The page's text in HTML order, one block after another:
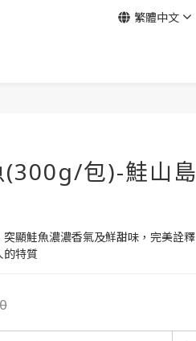
繁體中文
包)-鮭山島
顯鮭魚濃濃香氣及鮮甜味，完美詮釋
的特質